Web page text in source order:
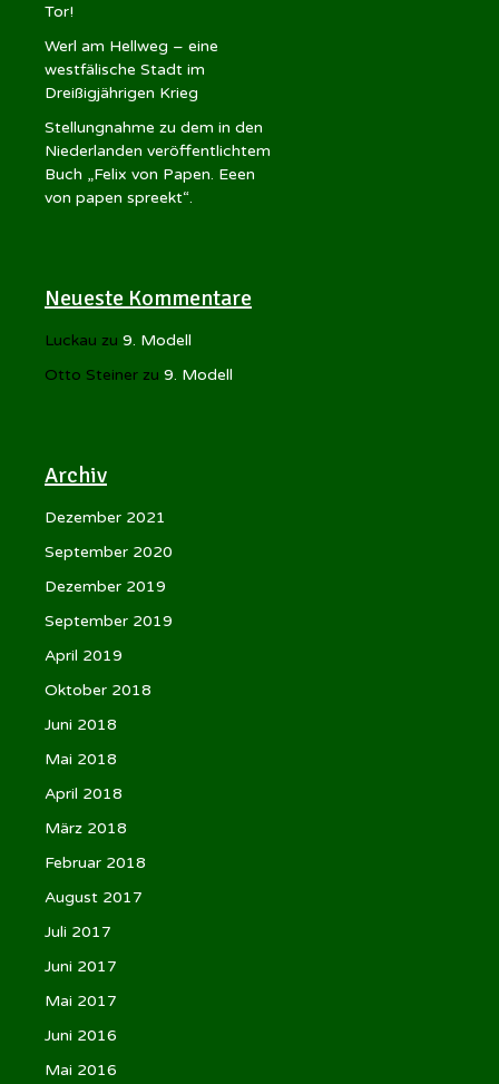
Tor!
Werl am Hellweg – eine
westfälische Stadt im
Dreißigjährigen Krieg
Stellungnahme zu dem in den
Niederlanden veröffentlichtem
Buch „Felix von Papen. Eeen
von papen spreekt“.
Neueste Kommentare
Luckau zu 9. Modell
Otto Steiner zu 9. Modell
Archiv
Dezember 2021
September 2020
Dezember 2019
September 2019
April 2019
Oktober 2018
Juni 2018
Mai 2018
April 2018
März 2018
Februar 2018
August 2017
Juli 2017
Juni 2017
Mai 2017
Juni 2016
Mai 2016